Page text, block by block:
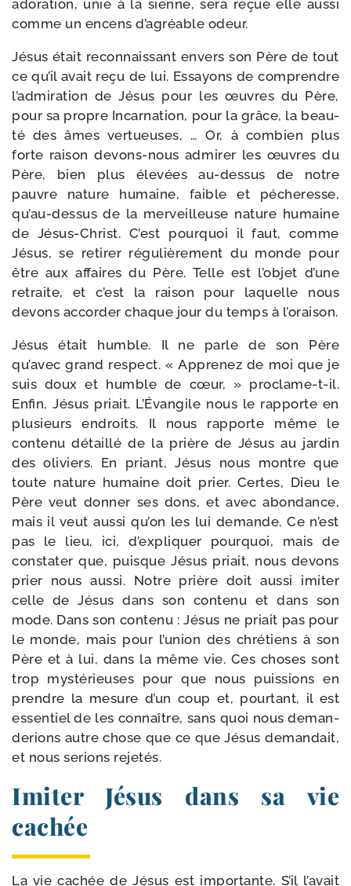
ado­ra­tion, unie à la sienne, sera reçue elle aus­si
comme un encens d’agréable odeur.
Jésus était recon­nais­sant envers son Père de tout
ce qu’il avait reçu de lui. Essayons de com­prendre
l’admiration de Jésus pour les œuvres du Père,
pour sa propre Incarnation, pour la grâce, la beau­
té des âmes ver­tueuses, … Or, à com­bien plus
forte rai­son devons-​nous admi­rer les œuvres du
Père, bien plus éle­vées au-​dessus de notre
pauvre nature humaine, faible et péche­resse,
qu’au-dessus de la mer­veilleuse nature humaine
de Jésus-​Christ. C’est pour­quoi il faut, comme
Jésus, se reti­rer régu­liè­re­ment du monde pour
être aux affaires du Père. Telle est l’objet d’une
retraite, et c’est la rai­son pour laquelle nous
devons accor­der chaque jour du temps à l’oraison.
Jésus était humble. Il ne parle de son Père
qu’avec grand res­pect. « Apprenez de moi que je
suis doux et humble de cœur, » proclame-​t-​il.
Enfin, Jésus priait. L’Évangile nous le rap­porte en
plu­sieurs endroits. Il nous rap­porte même le
conte­nu détaillé de la prière de Jésus au jar­din
des oli­viers. En priant, Jésus nous montre que
toute nature humaine doit prier. Certes, Dieu le
Père veut don­ner ses dons, et avec abon­dance,
mais il veut aus­si qu’on les lui demande. Ce n’est
pas le lieu, ici, d’expliquer pour­quoi, mais de
consta­ter que, puisque Jésus priait, nous devons
prier nous aus­si. Notre prière doit aus­si imi­ter
celle de Jésus dans son conte­nu et dans son
mode. Dans son conte­nu : Jésus ne priait pas pour
le monde, mais pour l’union des chré­tiens à son
Père et à lui, dans la même vie. Ces choses sont
trop mys­té­rieuses pour que nous puis­sions en
prendre la mesure d’un coup et, pour­tant, il est
essen­tiel de les connaître, sans quoi nous deman­
de­rions autre chose que ce que Jésus deman­dait,
et nous serions rejetés.
Imiter Jésus dans sa vie
cachée
La vie cachée de Jésus est impor­tante. S’il l’avait